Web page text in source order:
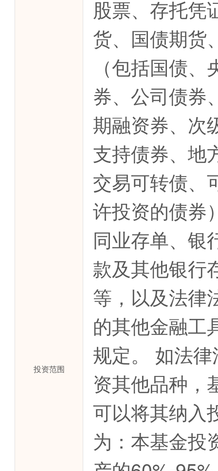
投资范围
股票、存托凭
货、国债期货
（包括国债
券、公司债券
期融资券、次
支持债券、地
交易可转债、
许投资的债券
同业存单、银
款及其他银行
等，以及法律
的其他金融工
规定。 如法
资其他品种，
可以将其纳入
为：本基金投